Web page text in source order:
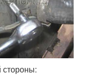
стороны: